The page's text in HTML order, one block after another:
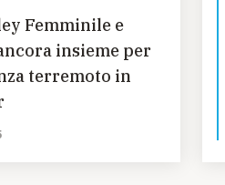
Femminile e
insieme per
terremoto in